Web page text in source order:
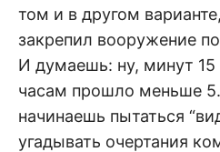
том и в другом
закрепил вооружение
И думаешь: ну, минут 15
часам прошло меньше
начинаешь пытаться
угадывать очертания